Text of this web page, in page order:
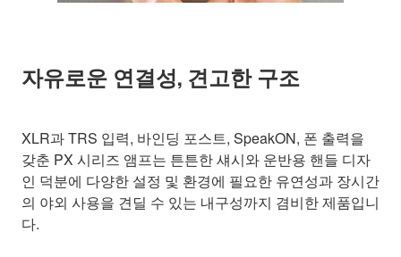
자유로운 연결성, 견고한 구조
XLR과 TRS 입력, 바인딩 포스트, SpeakON, 폰 출력을
갖춘 PX 시리즈 앰프는 튼튼한 섀시와 운반용 핸들 디자
인 덕분에 다양한 설정 및 환경에 필요한 유연성과 장시간
의 야외 사용을 견딜 수 있는 내구성까지 겸비한 제품입니
다.